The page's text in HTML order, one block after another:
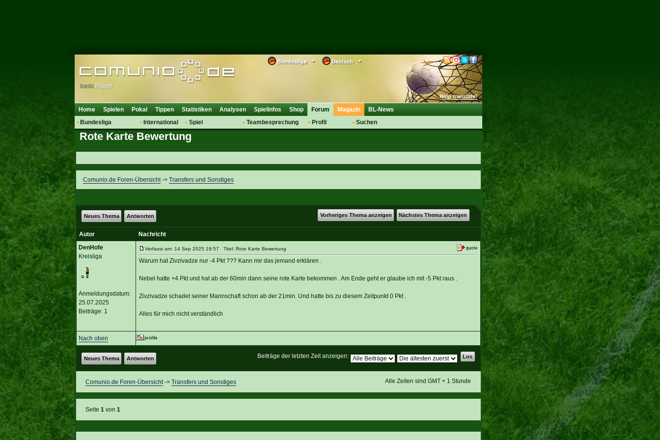
Deutsch
Bundesliga
Help translate!
basic Player
Home Spielen Pokal Tippen Statistiken Analysen Spielinfos Shop
Forum
Bundesliga
Hot News
Vereinsdiskussion
Vereinsfragen
International
Vereine
Spiel
Regeln & Tipps
Teambesprechung
Saisonübergang
Profil
Suchen
Magazin BL-News
Rote Karte Bewertung
Comunio.de Foren-Übersicht-> Transfers und Sonstiges
Vorheriges Thema anzeigen Nächstes Thema anzeigen
Neues Thema Antworten
Autor
Nachricht
DenHofe
Kreisliga
Anmeldungsdatum:
25.07.2025
Beiträge: 1
Verfasst am: 14 Sep 2025 19:57 Titel: Rote Karte Bewertung
Warum hat Zivzivadze nur -4 Pkt ??? Kann mir das jemand erklären .
Nebel hatte +4 Pkt und hat ab der 60min dann seine rote Karte bekommen . Am Ende geht er glaube ich mit -5 Pkt raus .
Zivzivadze schadet seiner Mannschaft schon ab der 21min. Und hatte bis zu diesem Zeitpunkt 0 Pkt .
Alles für mich nicht verständlich
Nach oben
Beiträge der letzten Zeit anzeigen:
Neues Thema Antworten
Alle Zeiten sind GMT + 1 Stunde
Comunio.de Foren-Übersicht-> Transfers und Sonstiges
Seite 1von 1